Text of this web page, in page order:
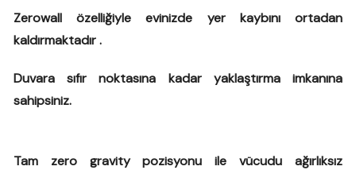
Zerowall özelliğiyle evinizde yer kaybını ortadan
kaldırmaktadır .
Duvara sıfır noktasına kadar yaklaştırma imkanına
sahipsiniz.
Tam zero gravity pozisyonu ile vücudu ağırlıksız